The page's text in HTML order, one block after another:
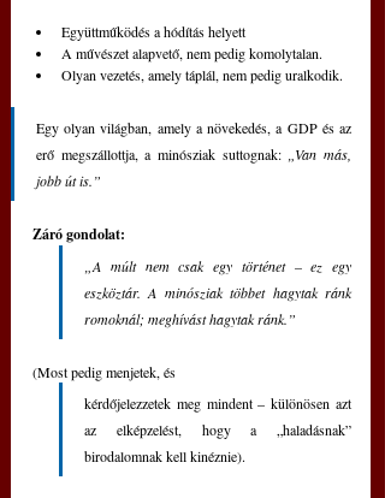
Együttműködés a hódítás helyett
A művészet alapvető, nem pedig komolytalan.
Olyan vezetés, amely táplál, nem pedig uralkodik.
Egy olyan világban, amely a növekedés, a GDP és az
erő megszállottja, a minósziak suttognak: „Van más,
jobb út is.”
Záró gondolat:
„A múlt nem csak egy történet – ez egy
eszköztár. A minósziak többet hagytak ránk
romoknál; meghívást hagytak ránk.”
(Most pedig menjetek, és
kérdőjelezzetek meg mindent – különösen azt
az elképzelést, hogy a „haladásnak”
birodalomnak kell kinéznie).